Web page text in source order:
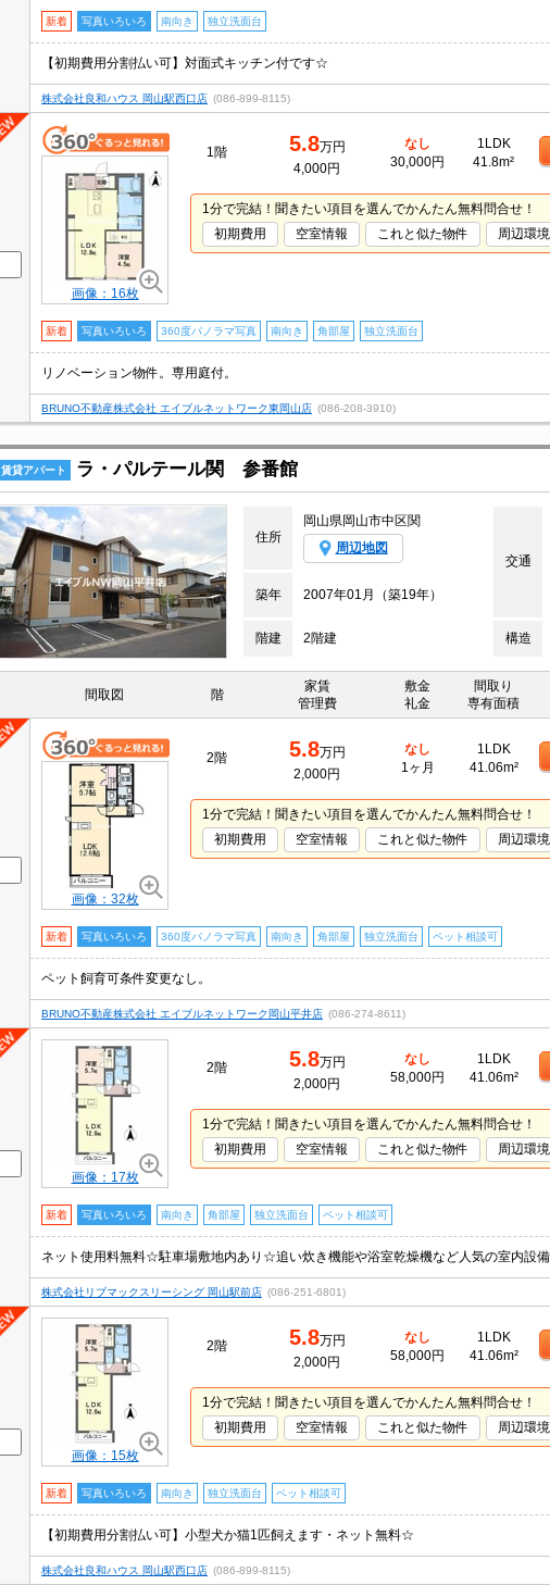
新着 写真いろいろ 南向き 独立洗面台
【初期費用分割払い可】対面式キッチン付です☆
株式会社良和ハウス 岡山駅西口店 (086-899-8115)
画像：16枚
1階 5.8万円
4,000円
なし
30,000円
1LDK
41.8m²
1分で完結！聞きたい項目を選んでかんたん無料問合せ！
初期費用
空室情報 これと似た物件 周辺環境
新着 写真いろいろ 360度パノラマ写真 南向き 角部屋 独立洗面台
リノベーション物件。専用庭付。
BRUNO不動産株式会社 エイブルネットワーク東岡山店 (086-208-3910)
賃貸アパート ラ・パルテール関 参番館
住所
岡山県岡山市中区関
周辺地図
交通
築年 2007年01月（築19年）
階建 2階建 構造
間取図 階
家賃
管理費
敷金
礼金
間取り
専有面積
画像：32枚
2階 5.8万円
2,000円
なし
1ヶ月
1LDK
41.06m²
1分で完結！聞きたい項目を選んでかんたん無料問合せ！
初期費用
空室情報 これと似た物件 周辺環境
新着 写真いろいろ 360度パノラマ写真 南向き 角部屋 独立洗面台 ペット相談可
ペット飼育可条件変更なし。
BRUNO不動産株式会社 エイブルネットワーク岡山平井店 (086-274-8611)
画像：17枚
2階 5.8万円
2,000円
なし
58,000円
1LDK
41.06m²
1分で完結！聞きたい項目を選んでかんたん無料問合せ！
初期費用
空室情報 これと似た物件 周辺環境
新着 写真いろいろ 南向き 角部屋 独立洗面台 ペット相談可
株式会社リブマックスリーシング 岡山駅前店 (086-251-6801)
画像：15枚
2階 5.8万円
2,000円
なし
58,000円
1LDK
41.06m²
1分で完結！聞きたい項目を選んでかんたん無料問合せ！
初期費用
空室情報 これと似た物件 周辺環境
新着 写真いろいろ 南向き 独立洗面台 ペット相談可
【初期費用分割払い可】小型犬か猫1匹飼えます・ネット無料☆
株式会社良和ハウス 岡山駅西口店 (086-899-8115)